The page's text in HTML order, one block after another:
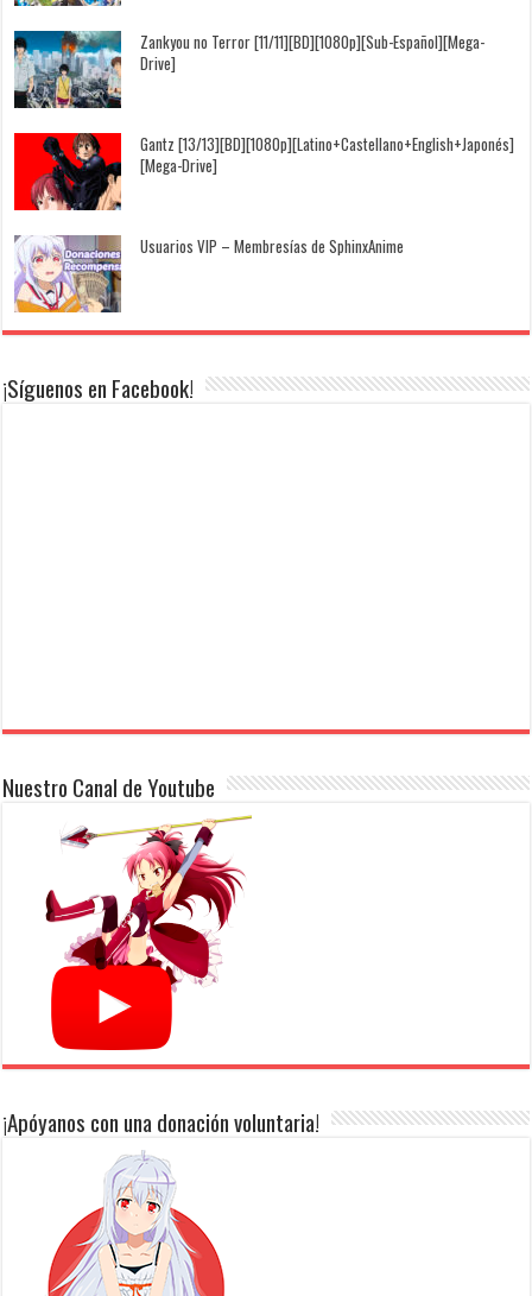
Zankyou no Terror [11/11][BD][1080p][Sub-Español][Mega-
Drive]
Gantz [13/13][BD][1080p][Latino+Castellano+English+Japonés]
[Mega-Drive]
Usuarios VIP – Membresías de SphinxAnime
¡Síguenos en Facebook!
Nuestro Canal de Youtube
¡Apóyanos con una donación voluntaria!